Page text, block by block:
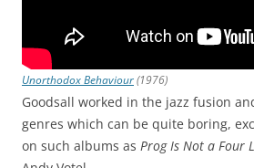
Unorthodox Behaviour(1976)
Goodsall worked in the jazz fusion
genres which can be quite boring,
on such albums as Prog Is Not a Four